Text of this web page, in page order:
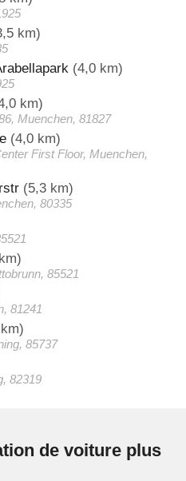
km)
(4,0 km)
km)
Muenchen, 81827
(4,0 km)
First Floor, Muenchen,
(5,3 km)
80335
85521
81241
85737
82319
de voiture plus